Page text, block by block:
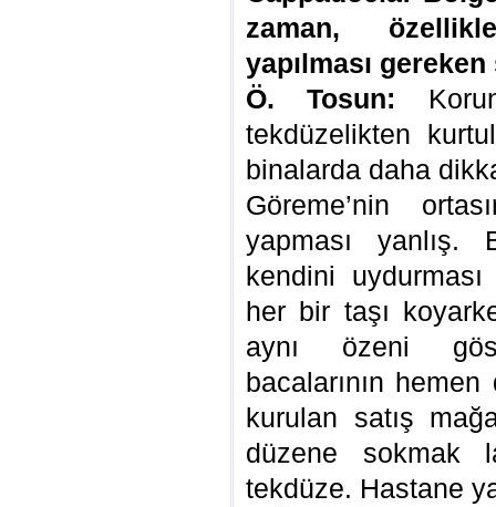
zaman,
yapılması
Ö. Tosun:
tekdüzelikten
binalarda daha
Göreme’nin
yapması yanlış.
kendini uydurması
her bir taşı
aynı özeni
bacalarının
kurulan satış
düzene sokmak
tekdüze. Hastane